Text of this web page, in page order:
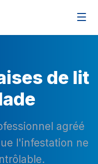
de lit
agréé
l'infestation ne